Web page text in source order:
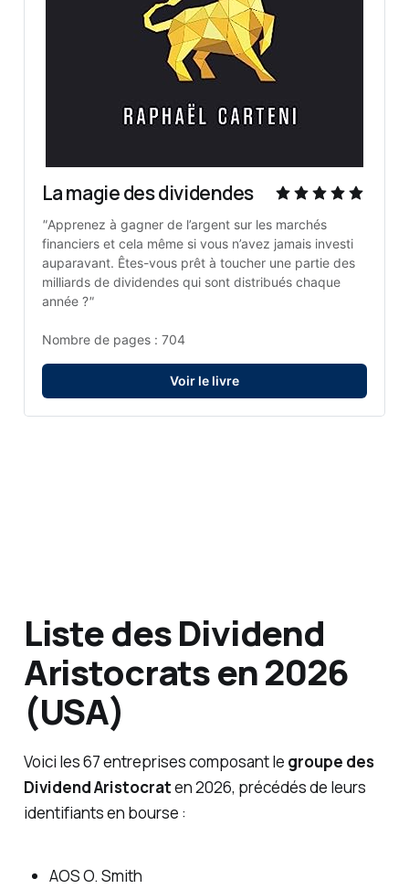
La magie des dividendes
"Apprenez à gagner de l’argent sur les marchés
financiers et cela même si vous n’avez jamais investi
auparavant. Êtes-vous prêt à toucher une partie des
milliards de dividendes qui sont distribués chaque
année ?"
Nombre de pages : 704
Voir le livre
Liste des Dividend
Aristocrats en 2026
(USA)
Voici les 67 entreprises composant le groupe des
Dividend Aristocraten 2026, précédés de leurs
identifiants en bourse :
AOS O. Smith